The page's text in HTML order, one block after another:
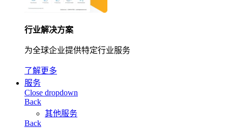
行业解决方案
为全球企业提供特定行业服务
了解更多
服务
Close dropdown
Back
其他服务
Back